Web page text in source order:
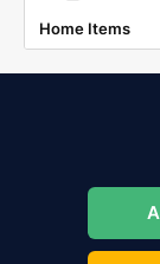
Home Items